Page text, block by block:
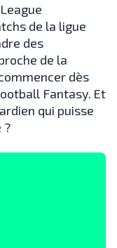
de la ligue
des
de la
dès
Fantasy. Et
qui puisse
?